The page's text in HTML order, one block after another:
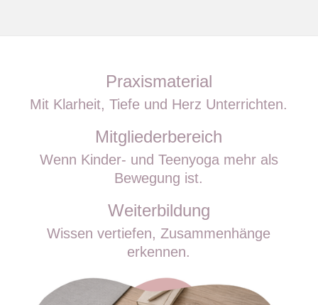
Praxismaterial
Mit Klarheit, Tiefe und Herz Unterrichten.
Mitgliederbereich
Wenn Kinder- und Teenyoga mehr als
Bewegung ist.
Weiterbildung
Wissen vertiefen, Zusammenhänge
erkennen.